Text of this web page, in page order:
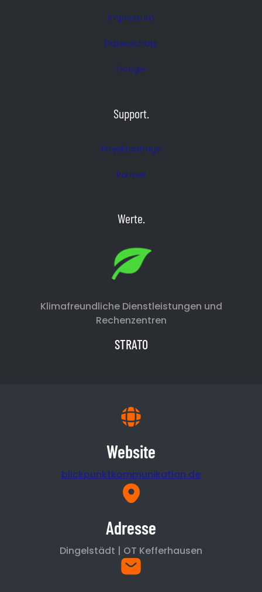
Impressum
Datenschutz
Google
Support.
Projektanfrage
Partner
Werte.
Klimafreundliche Dienstleistungen und
Rechenzentren
STRATO
Website
blickpunktkommunikation.de
Adresse
Dingelstädt | OT Kefferhausen